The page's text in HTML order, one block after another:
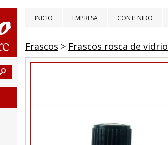
INICIO EMPRESA CONTENIDO
Frascos > Frascos rosca de vidrio